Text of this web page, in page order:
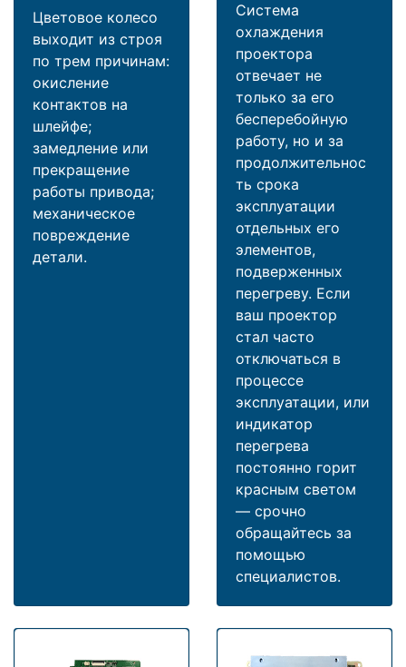
Цветовое колесо
выходит из строя
по трем причинам:
окисление
контактов на
шлейфе;
замедление или
прекращение
работы привода;
механическое
повреждение
детали.
Система
охлаждения
проектора
отвечает не
только за его
бесперебойную
работу, но и за
продолжительнос
ть срока
эксплуатации
отдельных его
элементов,
подверженных
перегреву. Если
ваш проектор
стал часто
отключаться в
процессе
эксплуатации, или
индикатор
перегрева
постоянно горит
красным светом
— срочно
обращайтесь за
помощью
специалистов.